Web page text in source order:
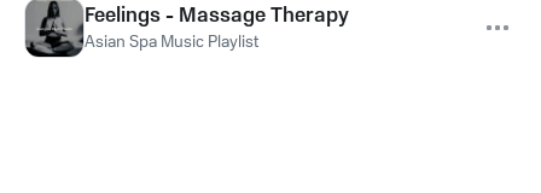
Feelings - Massage Therapy
Asian Spa Music Playlist